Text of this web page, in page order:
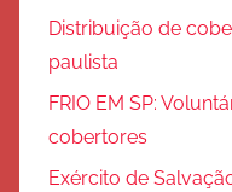
Distribuição de
paulista
FRIO EM SP:
cobertores
Exército de